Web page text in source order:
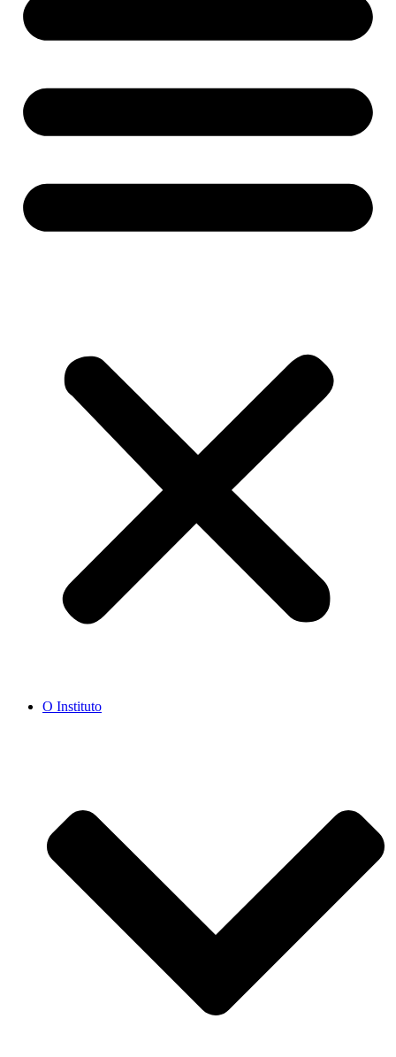
O Instituto